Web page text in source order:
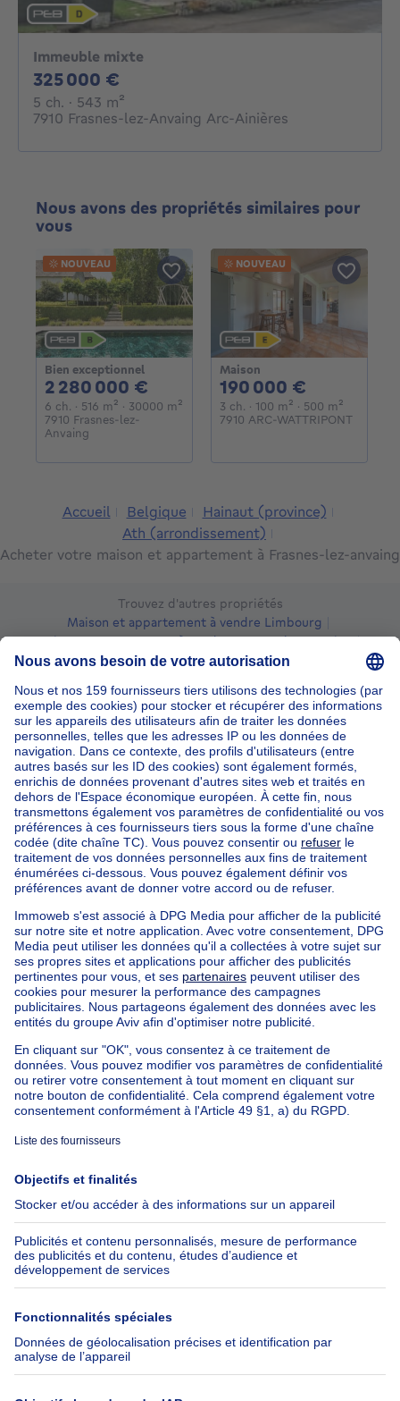
Immeuble mixte
325 000 €
5 ch. 5 chambres
· 543 m²
7910 Frasnes-lez-Anvaing Arc-Ainières
Nous avons des propriétés similaires pour
vous
Bien exceptionnel
2 280 000 € 2280000€
6 ch. 6 chambres
· 516 m² mètres carrés
· 30000 m² mètres carrés
7910 Frasnes-lez-
Anvaing
NOUVEAU
Maison
190 000 €
3 ch. 3 chambres
· 100 m² mètres carrés
· 500 m²
7910 ARC-WATTRIPONT
NOUVEAU
Accueil Belgique
Hainaut (province)
Ath (arrondissement)
Acheter votre maison et appartement à Frasnes-lez-anvaing
Trouvez d'autres propriétés
Maison et appartement à vendre Limbourg
Maison et appartement à vendre Frasnes-lez-Anvaing
Maison et appartement à vendre Arc-Wattripont
Maison et appartement à vendre Forest
Maison et appartement à vendre Ellignies-lez-Frasnes
Maison et appartement à vendre Cordes
Maison et appartement à vendre Wattripont
Immeuble à appartements à vendre
Maison Bel-étage à vendre
Bien exceptionnel à vendre
Ferme à vendre
Bungalow à vendre
Chalet à vendre
Château à vendre
Maison de campagne à vendre
Immeuble mixte à vendre
Autres biens à vendre
Manoir à vendre
Loft à vendre
Duplex à vendre
Rez-de-Chaussée à vendre
Appartement de service à vendre
Maison et appartement à vendre pas cher à Frasnes-lez-
Anvaing
Nos maisons hors de la Belgique
Maison à vendre France
Maison à vendre Espagne
Maison à vendre Italie
Maison à vendre Luxembourg
Maison à vendre Pays-bas
À propos
Immoweb
Presse
Emplois
Groupe Axel Springer
SeLoger.com
Immowelt.de
Outils
Belfius
Assurances
Check-list déménagement
Aide
FAQ
Suivez-nous